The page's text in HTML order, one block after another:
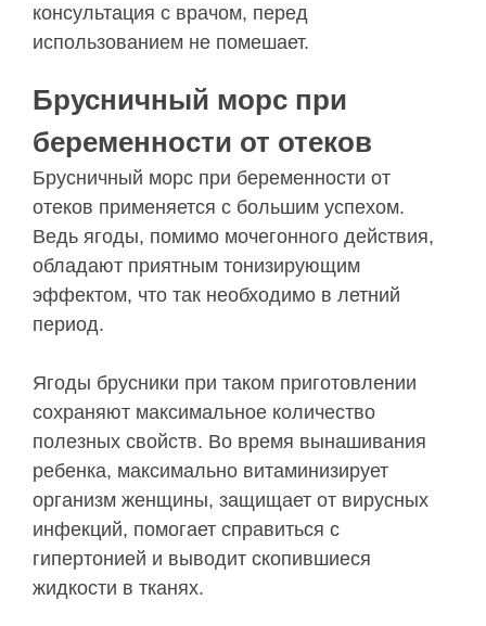
консультация с врачом, перед
использованием не помешает.
Брусничный морс при
беременности от отеков
Брусничный морс при беременности от
отеков применяется с большим успехом.
Ведь ягоды, помимо мочегонного действия,
обладают приятным тонизирующим
эффектом, что так необходимо в летний
период.
Ягоды брусники при таком приготовлении
сохраняют максимальное количество
полезных свойств. Во время вынашивания
ребенка, максимально витаминизирует
организм женщины, защищает от вирусных
инфекций, помогает справиться с
гипертонией и выводит скопившиеся
жидкости в тканях.